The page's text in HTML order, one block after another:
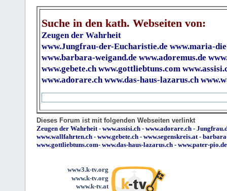
Suche in den kath. Webseiten von:
Zeugen der Wahrheit
www.Jungfrau-der-Eucharistie.de www.maria-
www.barbara-weigand.de www.adoremus.de
www.gebete.ch www.gottliebtuns.com
www.adorare.ch www.das-haus-lazarus.ch
Dieses Forum ist mit folgenden Webseiten verlinkt
Zeugen der Wahrheit- www.assisi.ch - www.adorare.ch -
www.wallfahrten.ch - www.gebete.ch - www.segenskreis.at-
www.gottliebtuns.com- www.das-haus-lazarus.ch - www.pater-pio.de
www3.k-tv.org
www.k-tv.org
www.k-tv.at